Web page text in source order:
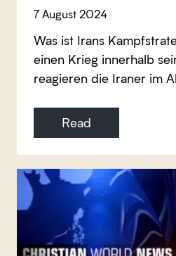
7 August 2024
Was ist Irans
einen Krieg innerhalb
reagieren die Iraner im
Read